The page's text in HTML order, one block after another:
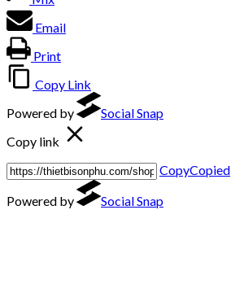
Email
Print
Copy Link
Powered by
Social Snap
Copy link
CopyCopied
Powered by
Social Snap